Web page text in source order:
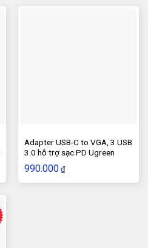
Adapter USB-C to VGA, 3 USB
3.0 hỗ trợ sạc PD Ugreen
50210
990.000 ₫